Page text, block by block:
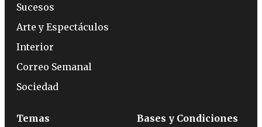
Sucesos
Arte y Espectáculos
Interior
Correo Semanal
Sociedad
Temas
Bases y Condiciones